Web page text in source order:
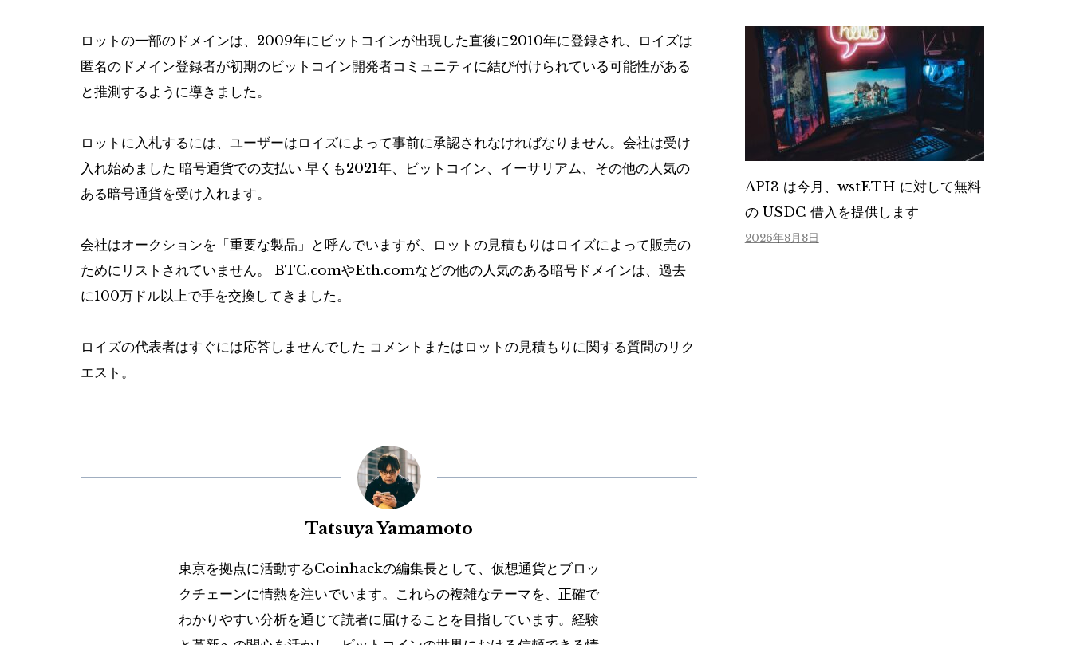
ロットの一部のドメインは、2009年にビットコインが出現した直後に2010年に登録され、ロイズは
匿名のドメイン登録者が初期のビットコイン開発者コミュニティに結び付けられている可能性がある
と推測するように導きました。
ロットに入札するには、ユーザーはロイズによって事前に承認されなければなりません。会社は受け
入れ始めました 暗号通貨での支払い 早くも2021年、ビットコイン、イーサリアム、その他の人気の
ある暗号通貨を受け入れます。
会社はオークションを「重要な製品」と呼んでいますが、ロットの見積もりはロイズによって販売の
ためにリストされていません。 BTC.comやEth.comなどの他の人気のある暗号ドメインは、過去
に100万ドル以上で手を交換してきました。
ロイズの代表者はすぐには応答しませんでした コメントまたはロットの見積もりに関する質問のリク
エスト。
Tatsuya Yamamoto
東京を拠点に活動するCoinhackの編集長として、仮想通貨とブロッ
クチェーンに情熱を注いでいます。これらの複雑なテーマを、正確で
わかりやすい分析を通じて読者に届けることを目指しています。経験
API3 は今月、wstETH に対して無料
の USDC 借入を提供します
2026年8月8日